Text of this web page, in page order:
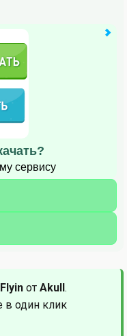
сервису
от Akull.
в один клик